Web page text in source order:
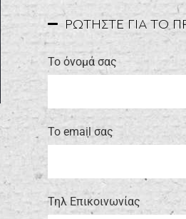
ΡΩΤΗΣΤΕ ΓΙΑ ΤΟ
Το όνομά σας
Το email σας
Τηλ Επικοινωνίας